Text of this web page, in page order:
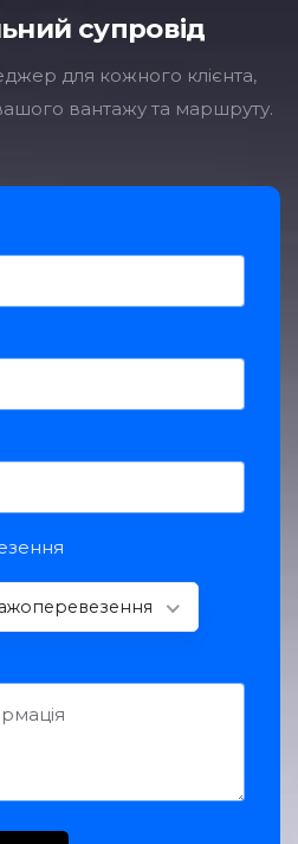
супровід
для кожного клієнта,
вантажу та маршруту.